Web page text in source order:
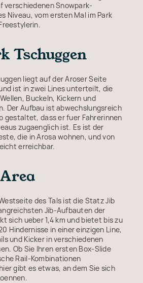
verschiedenen Snowpark-
Niveau, vom ersten Mal im Park
Tschuggen
liegt auf der Aroser Seite
ist in zwei Lines unterteilt, die
Buckeln, Kickern und
Der Aufbau ist abwechslungsreich
gestaltet, dass er fuer Fahrerinnen
zugaenglich ist. Es ist der
die in Arosa wohnen, und von
erreichbar.
des Tals ist die Statz Jib
Jib-Aufbauten der
sich ueber 1,4 km und bietet bis zu
Hindernisse in einer einzigen Line,
und Kicker in verschiedenen
Ob Sie Ihren ersten Box-Slide
Rail-Kombinationen
gibt es etwas, an dem Sie sich